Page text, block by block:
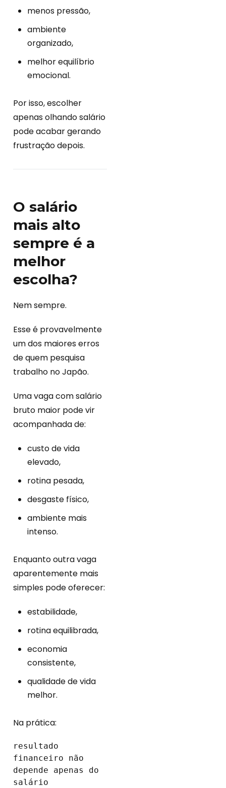
menos pressão,
ambiente
organizado,
melhor equilíbrio
emocional.
Por isso, escolher
apenas olhando salário
pode acabar gerando
frustração depois.
O salário
mais alto
sempre é a
melhor
escolha?
Nem sempre.
Esse é provavelmente
um dos maiores erros
de quem pesquisa
trabalho no Japão.
Uma vaga com salário
bruto maior pode vir
acompanhada de:
custo de vida
elevado,
rotina pesada,
desgaste físico,
ambiente mais
intenso.
Enquanto outra vaga
aparentemente mais
simples pode oferecer:
estabilidade,
rotina equilibrada,
economia
consistente,
qualidade de vida
melhor.
Na prática:
resultado
financeiro não
depende apenas do
salário